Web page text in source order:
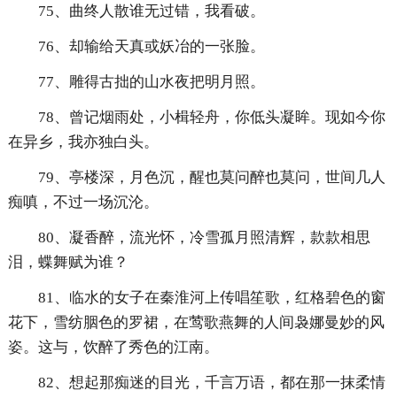
75、曲终人散谁无过错，我看破。
76、却输给天真或妖冶的一张脸。
77、雕得古拙的山水夜把明月照。
78、曾记烟雨处，小楫轻舟，你低头凝眸。现如今你
在异乡，我亦独白头。
79、亭楼深，月色沉，醒也莫问醉也莫问，世间几人
痴嗔，不过一场沉沦。
80、凝香醉，流光怀，冷雪孤月照清辉，款款相思
泪，蝶舞赋为谁？
81、临水的女子在秦淮河上传唱笙歌，红格碧色的窗
花下，雪纺胭色的罗裙，在莺歌燕舞的人间袅娜曼妙的风
姿。这与，饮醉了秀色的江南。
82、想起那痴迷的目光，千言万语，都在那一抹柔情